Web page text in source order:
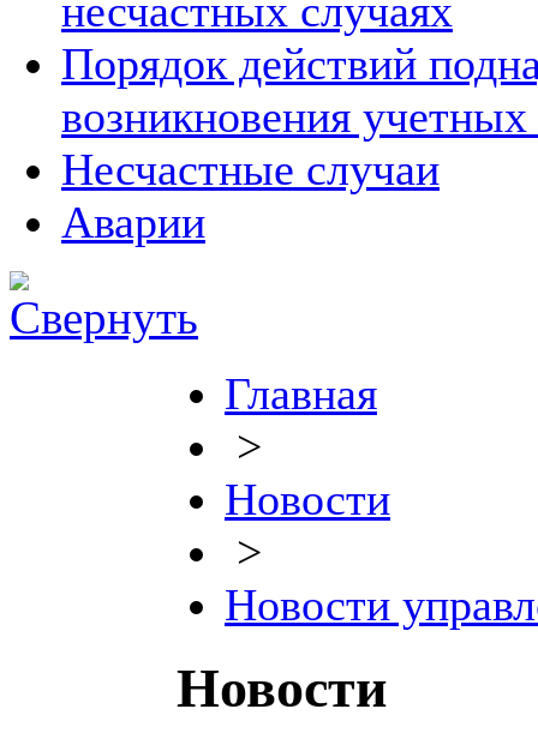
несчастных случаях
Порядок действий
возникновения
Несчастные случаи
Аварии
Главная
>
Новости
>
Новости
Новости